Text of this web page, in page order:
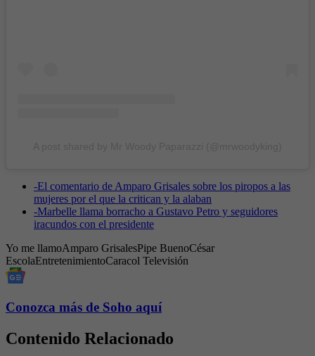
-El comentario de Amparo Grisales sobre los piropos a las
mujeres por el que la critican y la alaban
-Marbelle llama borracho a Gustavo Petro y seguidores
iracundos con el presidente
Yo me llamoAmparo GrisalesPipe BuenoCésar
EscolaEntretenimientoCaracol Televisión
Conozca más de Soho aquí
Contenido Relacionado